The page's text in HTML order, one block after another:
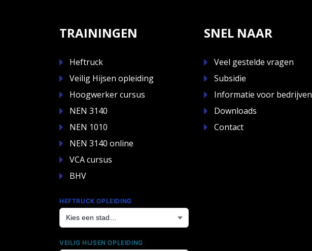
TRAININGEN
Heftruck
Veilig Hijsen opleiding
Hoogwerker cursus
NEN 3140
NEN 1010
NEN 3140 online
VCA cursus
BHV
HEFTRUCK OPLEIDING
VEILIG HIJSEN OPLEIDING
SNEL NAAR
Veel gestelde vragen
Subsidie
Informatie voor bedrijven
Downloads
Contact